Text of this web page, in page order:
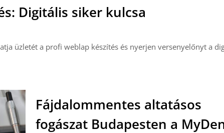
Digitális siker kulcsa
üzletét a profi weblap készítés és nyerjen versenyelőnyt a
Fájdalommentes altatásos
fogászat Budapesten a